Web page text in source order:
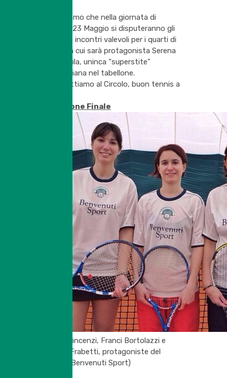
Ricordiamo che nella giornata di
venerdì 23 Maggio si disputeranno gli
altri due incontri valevoli per i quarti di
finale, in cui sarà protagonista Serena
Dell’Aquila, uninca “superstite”
sanfeliciana nel tabellone.
Vi aspettiamo al Circolo, buon tennis a
Tabellone Finale
(Giulia Vincenzi, Franci Bortolazzi e
Robby Frabetti, protagoniste del
Trofeo Benvenuti Sport)